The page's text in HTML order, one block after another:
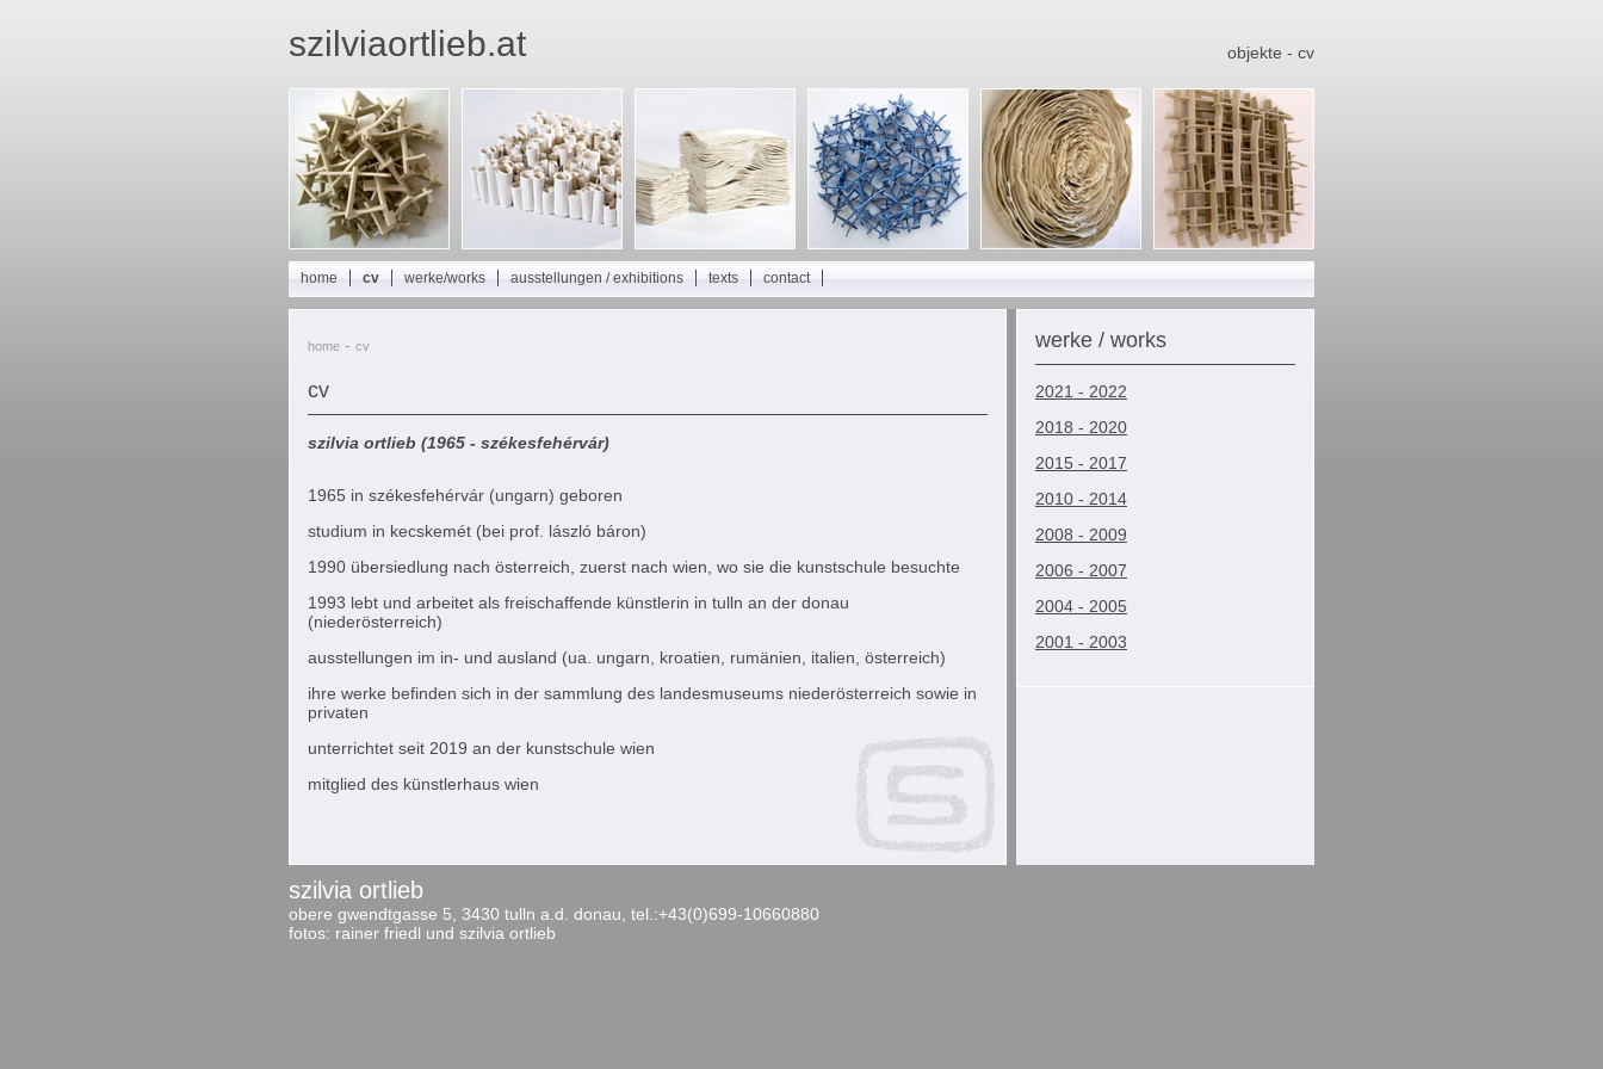
szilviaortlieb.at objekte - cv
home cv werke/works ausstellungen / exhibitions texts contact
home - cv
cv
szilvia ortlieb (1965 - székesfehérvár)
1965 in székesfehérvár (ungarn) geboren
studium in kecskemét (bei prof. lászló báron)
1990 übersiedlung nach österreich, zuerst nach wien, wo sie die kunstschule besuchte
1993 lebt und arbeitet als freischaffende künstlerin in tulln an der donau
(niederösterreich)
ausstellungen im in- und ausland (ua. ungarn, kroatien, rumänien, italien, österreich)
ihre werke befinden sich in der sammlung des landesmuseums niederösterreich sowie in
privaten
unterrichtet seit 2019 an der kunstschule wien
mitglied des künstlerhaus wien
werke / works
2021 - 2022
2018 - 2020
2015 - 2017
2010 - 2014
2008 - 2009
2006 - 2007
2004 - 2005
2001 - 2003
szilvia ortlieb
obere gwendtgasse 5, 3430 tulln a.d. donau, tel.:+43(0)699-10660880
fotos: rainer friedl und szilvia ortlieb